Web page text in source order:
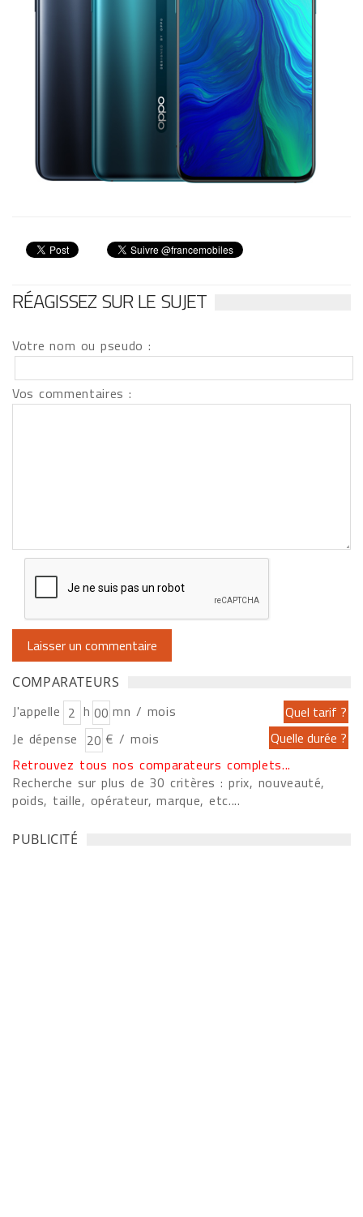
RÉAGISSEZ SUR LE SUJET
Votre nom ou pseudo :
Vos commentaires :
COMPARATEURS
J'appelle h
mn / mois
Je dépense
€ / mois
Retrouvez tous nos comparateurs complets...
Recherche sur plus de 30 critères : prix, nouveauté,
poids, taille, opérateur, marque, etc....
PUBLICITÉ